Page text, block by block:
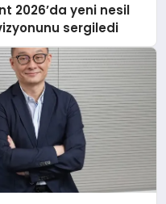
2026’da yeni nesil
sergiledi